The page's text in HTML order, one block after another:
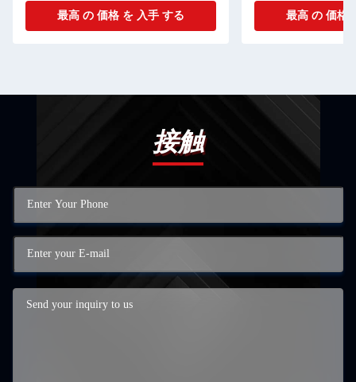
最高 の 価格 を 入手 する 最高 の 価格
接触